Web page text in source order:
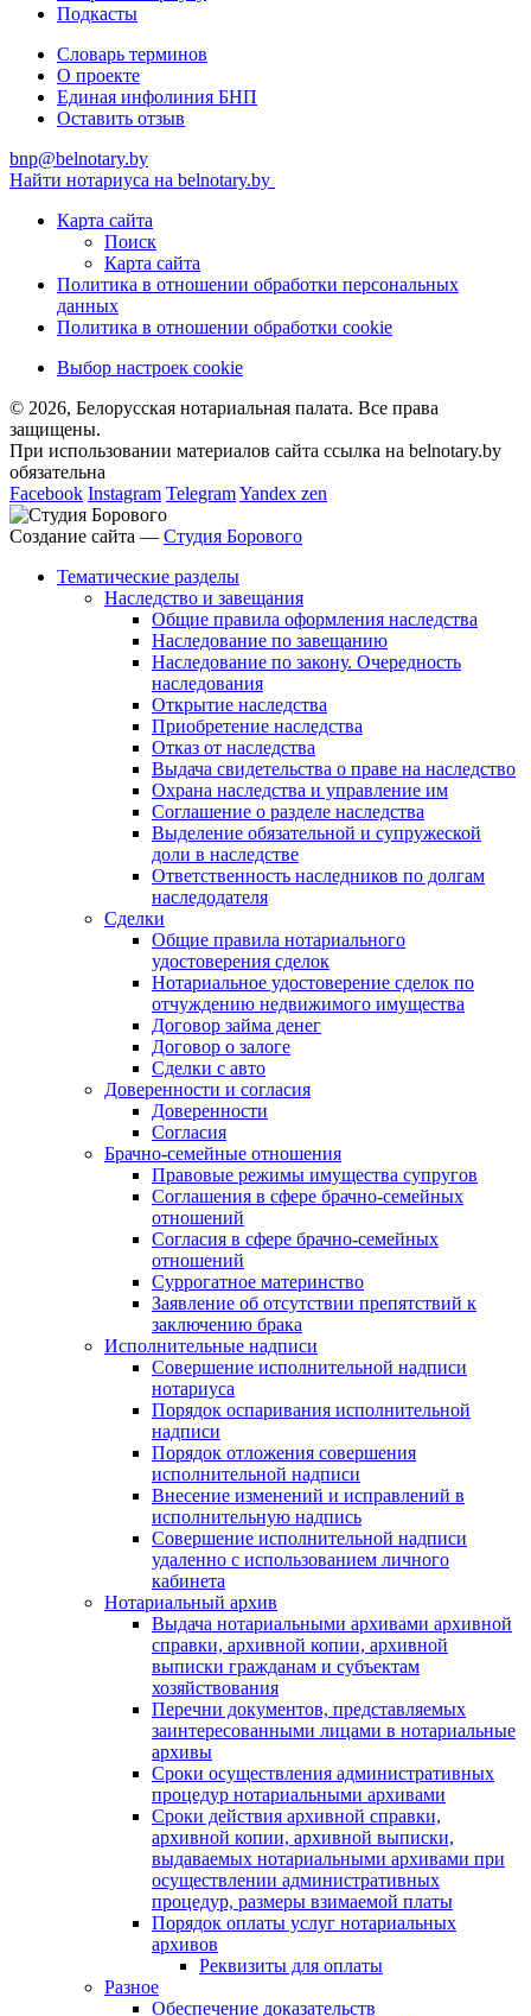
Подкасты
Словарь терминов
О проекте
Единая инфолиния БНП
Оставить отзыв
bnp@belnotary.by
Найти нотариуса на belnotary.by
Карта сайта
Поиск
Карта сайта
Политика в отношении обработки персональных
данных
Политика в отношении обработки cookie
Выбор настроек cookie
© 2026, Белорусская нотариальная палата. Все права
защищены.
При использовании материалов сайта ссылка на belnotary.by
обязательна
Facebook Instagram TelegramYandex zen
Создание сайта — Студия Борового
Тематические разделы
Наследство и завещания
Общие правила оформления наследства
Наследование по завещанию
Наследование по закону. Очередность
наследования
Открытие наследства
Приобретение наследства
Отказ от наследства
Выдача свидетельства о праве на наследство
Охрана наследства и управление им
Соглашение о разделе наследства
Выделение обязательной и супружеской
доли в наследстве
Ответственность наследников по долгам
наследодателя
Сделки
Общие правила нотариального
удостоверения сделок
Нотариальное удостоверение сделок по
отчуждению недвижимого имущества
Договор займа денег
Договор о залоге
Сделки с авто
Доверенности и согласия
Доверенности
Согласия
Брачно-семейные отношения
Правовые режимы имущества супругов
Соглашения в сфере брачно-семейных
отношений
Согласия в сфере брачно-семейных
отношений
Суррогатное материнство
Заявление об отсутствии препятствий к
заключению брака
Исполнительные надписи
Совершение исполнительной надписи
нотариуса
Порядок оспаривания исполнительной
надписи
Порядок отложения совершения
исполнительной надписи
Внесение изменений и исправлений в
исполнительную надпись
Совершение исполнительной надписи
удаленно с использованием личного
кабинета
Нотариальный архив
Выдача нотариальными архивами архивной
справки, архивной копии, архивной
выписки гражданам и субъектам
хозяйствования
Перечни документов, представляемых
заинтересованными лицами в нотариальные
архивы
Сроки осуществления административных
процедур нотариальными архивами
Сроки действия архивной справки,
архивной копии, архивной выписки,
выдаваемых нотариальными архивами при
осуществлении административных
процедур, размеры взимаемой платы
Порядок оплаты услуг нотариальных
архивов
Реквизиты для оплаты
Разное
Обеспечение доказательств